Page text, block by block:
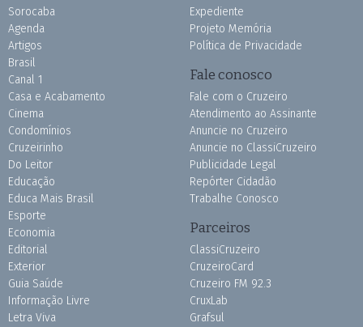
Sorocaba
Agenda
Artigos
Brasil
Canal 1
Casa e Acabamento
Cinema
Condomínios
Cruzeirinho
Do Leitor
Educação
Educa Mais Brasil
Esporte
Economia
Editorial
Exterior
Guia Saúde
Informação Livre
Letra Viva
Expediente
Projeto Memória
Política de Privacidade
Fale conosco
Fale com o Cruzeiro
Atendimento ao Assinante
Anuncie no Cruzeiro
Anuncie no ClassiCruzeiro
Publicidade Legal
Repórter Cidadão
Trabalhe Conosco
Parceiros
ClassiCruzeiro
CruzeiroCard
Cruzeiro FM 92.3
CruxLab
Grafsul